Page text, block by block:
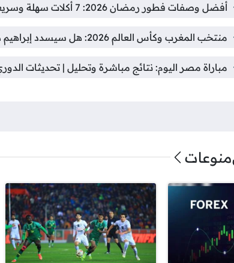
أفضل وصفات فطور رمضان 2026: 7 أكلات سهلة وسريعة لكل يوم
منتخب المغرب وكأس العالم 2026: هل سيسدد إبراهيم دياز ضربات الجزاء في كأس العالم؟
مباراة مصر اليوم: نتائج مباشرة وتحليل | تحديثات
منوعات